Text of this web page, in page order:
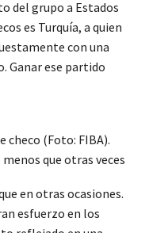
del grupo a Estados
es Turquía, a quien
con una
Ganar ese partido
checo (Foto: FIBA).
que otras veces
en otras ocasiones.
esfuerzo en los